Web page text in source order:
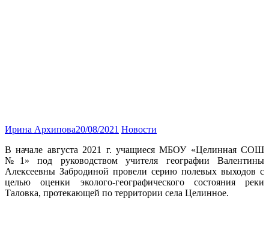
Ирина Архипова20/08/2021 Новости
В начале августа 2021 г. учащиеся МБОУ «Целинная СОШ
№1» под руководством учителя географии Валентины
Алексеевны Забродиной провели серию полевых выходов с
целью оценки эколого-географического состояния реки
Таловка, протекающей по территории села Целинное.